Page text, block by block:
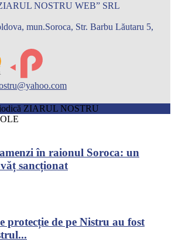
NOSTRU WEB” SRL
mun.Soroca, Str. Barbu Lăutaru 5,
ZIARUL NOSTRU
în raionul Soroca: un
sancționat
protecție de pe Nistru au fost